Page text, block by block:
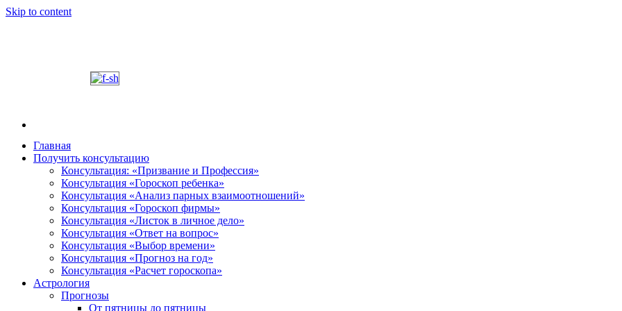
Skip to content
Шабалин Михаил Александрович. Персональный сайт
Председатель Новосибирского астрологического центра "Уран", астропсихолог-консультант,
консультации на основании Вашей натальной карты, расскажет о том, в чем состоит Ваше
том, как с этим связано здоровье. Астропсихолог опишет возможные способы оздоровления
диалога. У Вас будет возможность задавать вопросы по всем интересующим Вас темам. Для того,
и место своего рождения. Знание точного времени своего рождения желательно. Известный
деятель.
Главная
Получить консультацию
Консультация: «Призвание и Профессия»
Консультация «Гороскоп ребенка»
Консультация «Анализ парных взаимоотношений»
Консультация «Гороскоп фирмы»
Консультация «Листок в личное дело»
Консультация «Ответ на вопрос»
Консультация «Выбор времени»
Консультация «Прогноз на год»
Консультация «Расчет гороскопа»
Астрология
Прогнозы
От пятницы до пятницы